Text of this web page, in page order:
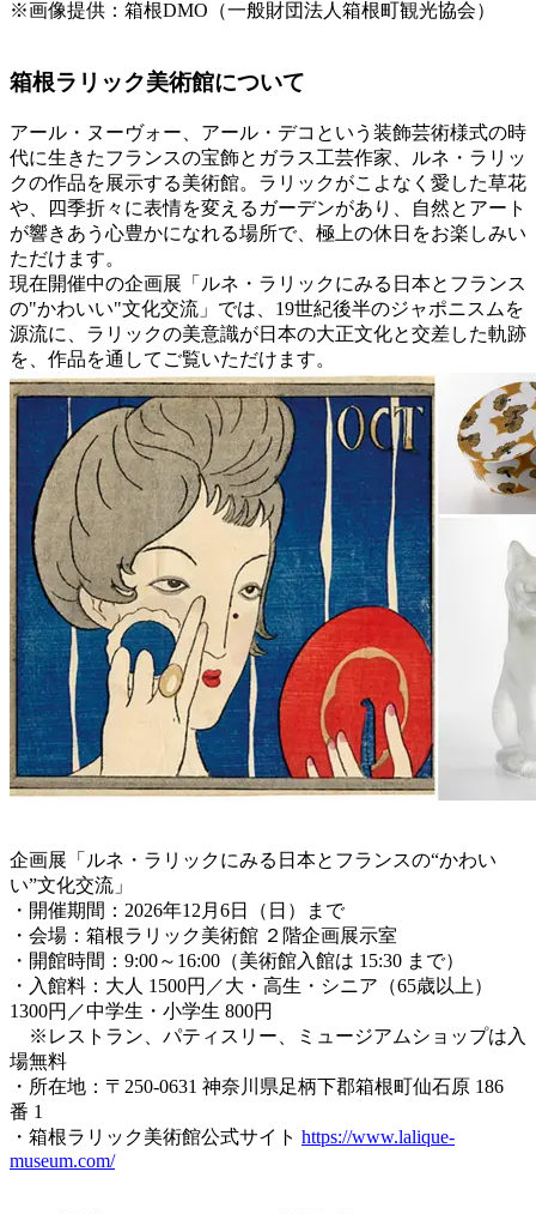
※画像提供：箱根DMO（一般財団法人箱根町観光協会）
箱根ラリック美術館について
アール・ヌーヴォー、アール・デコという装飾芸術様式の時
代に生きたフランスの宝飾とガラス工芸作家、ルネ・ラリッ
クの作品を展示する美術館。ラリックがこよなく愛した草花
や、四季折々に表情を変えるガーデンがあり、自然とアート
が響きあう心豊かになれる場所で、極上の休日をお楽しみい
ただけます。
現在開催中の企画展「ルネ・ラリックにみる日本とフランス
の"かわいい"文化交流」では、19世紀後半のジャポニスムを
源流に、ラリックの美意識が日本の大正文化と交差した軌跡
を、作品を通してご覧いただけます。
企画展「ルネ・ラリックにみる日本とフランスの“かわい
い”文化交流」
・開催期間：2026年12月6日（日）まで
・会場：箱根ラリック美術館 ２階企画展示室
・開館時間：9:00～16:00（美術館入館は 15:30 まで）
・入館料：大人 1500円／大・高生・シニア（65歳以上）
1300円／中学生・小学生 800円
※レストラン、パティスリー、ミュージアムショップは入
場無料
・所在地：〒250-0631 神奈川県足柄下郡箱根町仙石原 186
番 1
・箱根ラリック美術館公式サイト https://www.lalique-
museum.com/